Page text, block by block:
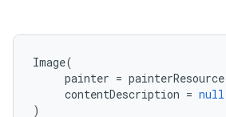
Image(
painter = painterResource
contentDescription = null
)